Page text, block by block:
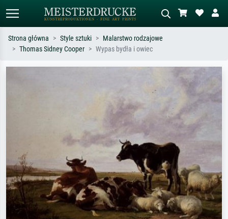
Opisz scenę – np. zielona łąka,
stojący akt obok drzewa.
Strona główna Style sztuki
Malarstwo rodzajowe
Thomas Sidney Cooper
Wypas bydła i owiec